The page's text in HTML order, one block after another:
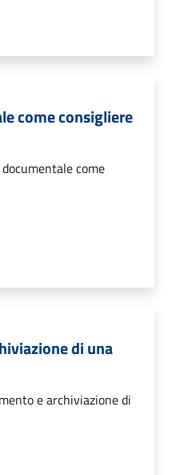
come consigliere
come
di una
e archiviazione di